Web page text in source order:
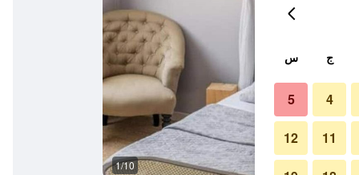
1/10
ج س
4
5
11
12